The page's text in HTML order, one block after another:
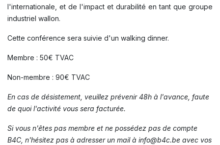
l'internationale, et de l'impact et durabilité en tant que groupe
industriel wallon.
Cette conférence sera suivie d'un walking dinner.
Membre : 50€ TVAC
Non-membre : 90€ TVAC
En cas de désistement, veuillez prévenir 48h à l'avance, faute
de quoi l'activité vous sera facturée.
Si vous n'êtes pas membre et ne possédez pas de compte
B4C, n'hésitez pas à adresser un mail à info@b4c.be avec vos